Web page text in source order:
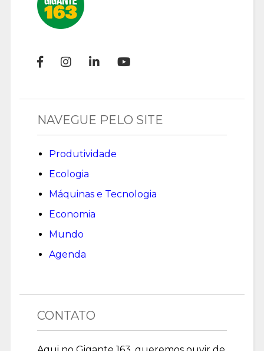
NAVEGUE PELO SITE
Produtividade
Ecologia
Máquinas e Tecnologia
Economia
Mundo
Agenda
CONTATO